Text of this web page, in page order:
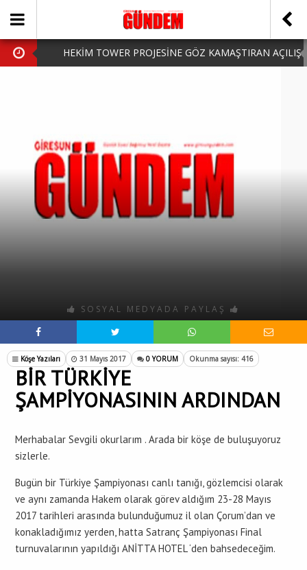
HEKİM TOWER PROJESİNE GÖZ KAMAŞTIRAN AÇILIŞ
HARUN CİCİ: VİDEOYU GÖRÜNCE GÖZLERİM DOLDU
SOSYAL MEDYADA PAYLAŞ
Köşe Yazıları 31 Mayıs 2017 0 YORUM Okunma sayısı: 416
BİR TÜRKİYE
ŞAMPİYONASININ ARDINDAN
Merhabalar Sevgili okurlarım . Arada bir köşe de buluşuyoruz
sizlerle.
Bugün bir Türkiye Şampiyonası canlı tanığı, gözlemcisi olarak
ve aynı zamanda Hakem olarak görev aldığım 23-28 Mayıs
2017 tarihleri arasında bulunduğumuz il olan Çorum’dan ve
konakladığımız yerden, hatta Satranç Şampiyonası Final
turnuvalarının yapıldığı ANİTTA HOTEL ‘den bahsedeceğim.